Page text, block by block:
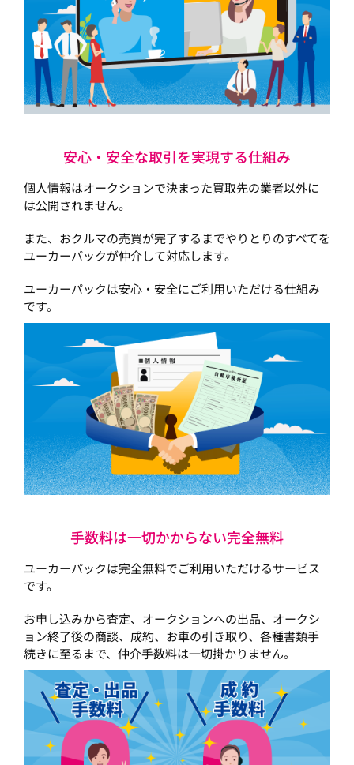
安心・安全な取引を実現する仕組み
個人情報はオークションで決まった買取先の業者以外に
は公開されません。
また、おクルマの売買が完了するまでやりとりのすべてを
ユーカーパックが仲介して対応します。
ユーカーパックは安心・安全にご利用いただける仕組み
です。
手数料は一切かからない完全無料
ユーカーパックは完全無料でご利用いただけるサービス
です。
お申し込みから査定、オークションへの出品、オークシ
ョン終了後の商談、成約、お車の引き取り、各種書類手
続きに至るまで、仲介手数料は一切掛かりません。